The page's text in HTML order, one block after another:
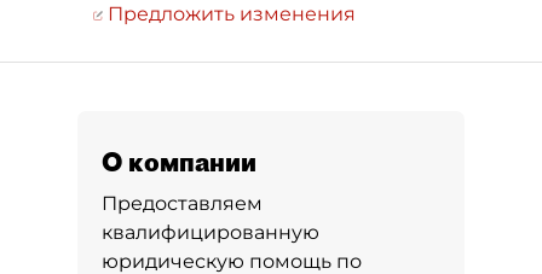
Предложить изменения
О компании
Предоставляем
квалифицированную
юридическую помощь по